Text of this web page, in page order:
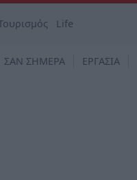
Life
ΣΑΝ ΣΗΜΕΡΑ ΕΡΓΑΣΙΑ